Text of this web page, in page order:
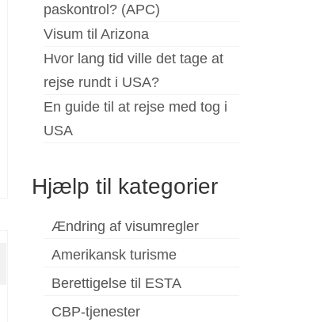
paskontrol? (APC)
Visum til Arizona
Hvor lang tid ville det tage at
rejse rundt i USA?
En guide til at rejse med tog i
USA
Hjælp til kategorier
Ændring af visumregler
Amerikansk turisme
Berettigelse til ESTA
CBP-tjenester